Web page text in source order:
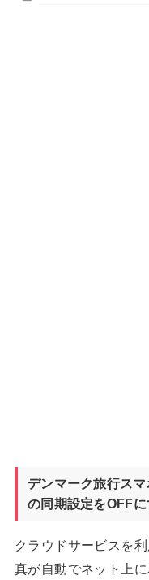
デンマーク旅行ス
の同期設定をOFFに
クラウドサービスを
真が自動でネット上